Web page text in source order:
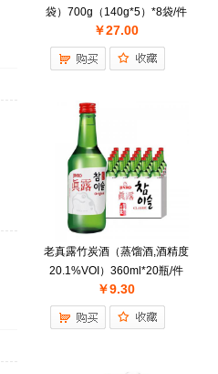
袋）700g（140g*5）*8袋/件
￥27.00
老真露竹炭酒（蒸馏酒,酒精度
20.1%VOI）360ml*20瓶/件
￥9.30